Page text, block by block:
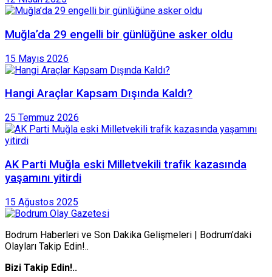
Muğla’da 29 engelli bir günlüğüne asker oldu
15 Mayıs 2026
Hangi Araçlar Kapsam Dışında Kaldı?
25 Temmuz 2026
AK Parti Muğla eski Milletvekili trafik kazasında
yaşamını yitirdi
15 Ağustos 2025
Bodrum Haberleri ve Son Dakika Gelişmeleri | Bodrum’daki
Olayları Takip Edin!..
Bizi Takip Edin!..